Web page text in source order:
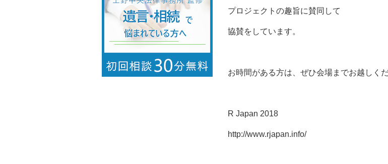
プロジェクトの趣旨に賛同して
協賛をしています。
お時間がある方は、ぜひ会場までお越しくだ
R Japan 2018
http://www.rjapan.info/